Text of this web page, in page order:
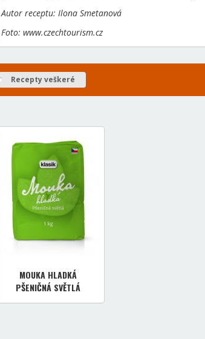
Autor receptu: Ilona Smetanová
Foto: www.czechtourism.cz
Recepty veškeré
MOUKA HLADKÁ
PŠENIČNÁ SVĚTLÁ